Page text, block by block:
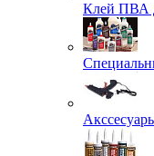
Клей ПВА